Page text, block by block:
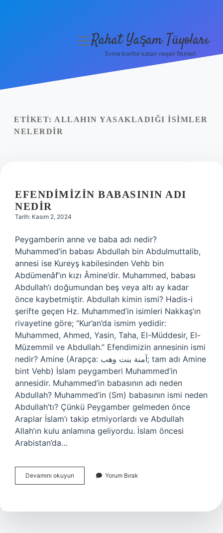
Yasal Uyarı
menüyü
Rahat Yaşam Tüyoları
Evine konfor katan neşeli fikirler!
ETIKET: ALLAHIN YASAKLADIĞI ISIMLER
NELERDIR
EFENDIMIZIN BABASININ ADI
NEDIR
Tarih: Kasım 2, 2024
Peygamberin anne ve baba adı nedir?
Muhammed’in babası Abdullah bin Abdulmuttalib,
annesi ise Kureyş kabilesinden Vehb bin
Abdümenâf’ın kızı Âmine’dir. Muhammed, babası
Abdullah’ı doğumundan beş veya altı ay kadar
önce kaybetmiştir. Abdullah kimin ismi? Hadis-i
şerifte geçen Hz. Muhammed’in isimleri Nakkaş’ın
rivayetine göre; “Kur’an’da ismim yedidir:
Muhammed, Ahmed, Yasin, Taha, El-Müddesir, El-
Müzemmil ve Abdullah.” Efendimizin annesinin ismi
nedir? Amine (Arapça: آمنة بنت وهب; tam adı Amine
bint Vehb) İslam peygamberi Muhammed’in
annesidir. Muhammed’in babasının adı neden
Abdullah? Muhammed’in (Sm) babasının ismi neden
Abdullah’tı? Çünkü Peygamber gelmeden önce
Araplar İslam’ı takip etmiyorlardı ve Abdullah
Allah’ın kulu anlamına geliyordu. İslam öncesi
Arabistan’da…
Devamını okuyun Efendimizin
Babasının
Yorum Bırak